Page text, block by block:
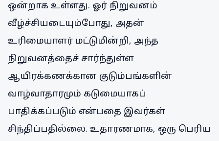
ஒன்றாக உள்ளது. ஓர் நிறுவனம்
வீழ்ச்சியடையும்போது, அதன்
உரிமையாளர் மட்டுமின்றி, அந்த
நிறுவனத்தைச் சார்ந்துள்ள
ஆயிரக்கணக்கான குடும்பங்களின்
வாழ்வாதாரமும் கடுமையாகப்
பாதிக்கப்படும் என்பதை இவர்கள்
சிந்திப்பதில்லை. உதாரணமாக, ஒரு பெரிய